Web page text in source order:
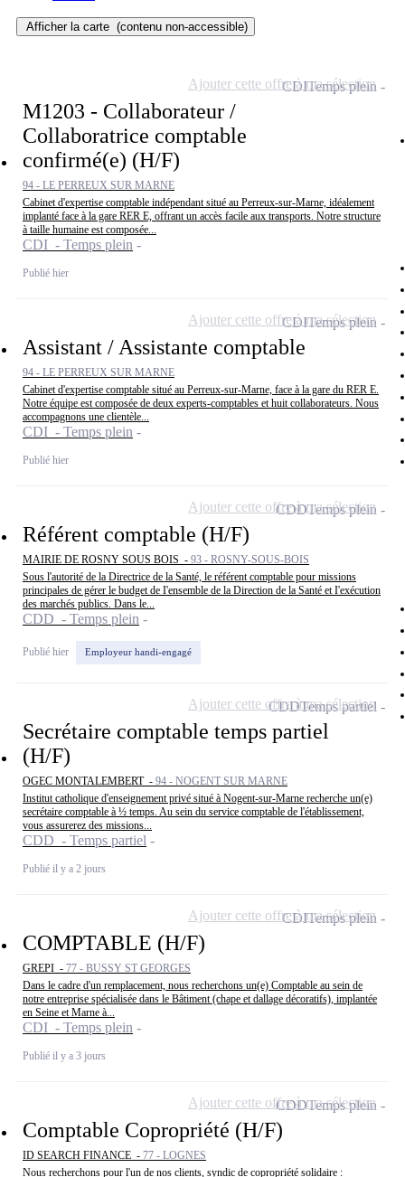
Afficher la carte (contenu non-accessible)
M1203 - Collaborateur /
Collaboratrice comptable
confirmé(e) (H/F)
94 - LE PERREUX SUR MARNE
Cabinet d'expertise comptable indépendant situé au Perreux-sur-Marne, idéalement
implanté face à la gare RER E, offrant un accès facile aux transports. Notre structure
à taille humaine est composée...
CDI - Temps plein
Publié hier
CDITemps plein
Ajouter cette offre à ma sélection
Assistant / Assistante comptable
94 - LE PERREUX SUR MARNE
Cabinet d'expertise comptable situé au Perreux-sur-Marne, face à la gare du RER E.
Notre équipe est composée de deux experts-comptables et huit collaborateurs. Nous
accompagnons une clientèle...
CDI - Temps plein
Publié hier
CDITemps plein
Ajouter cette offre à ma sélection
Référent comptable (H/F)
MAIRIE DE ROSNY SOUS BOIS - 93 - ROSNY-SOUS-BOIS
Sous l'autorité de la Directrice de la Santé, le référent comptable pour missions
principales de gérer le budget de I'ensemble de la Direction de la Santé et I'exécution
des marchés publics. Dans le...
CDD - Temps plein
Publié hier Employeur handi-engagé
CDDTemps plein
Ajouter cette offre à ma sélection
Secrétaire comptable temps partiel
(H/F)
OGEC MONTALEMBERT - 94 - NOGENT SUR MARNE
Institut catholique d'enseignement privé situé à Nogent-sur-Marne recherche un(e)
secrétaire comptable à ½ temps. Au sein du service comptable de l'établissement,
vous assurerez des missions...
CDD - Temps partiel
Publié il y a 2 jours
CDDTemps partiel
Ajouter cette offre à ma sélection
COMPTABLE (H/F)
GREPI - 77 - BUSSY ST GEORGES
Dans le cadre d'un remplacement, nous recherchons un(e) Comptable au sein de
notre entreprise spécialisée dans le Bâtiment (chape et dallage décoratifs), implantée
en Seine et Marne à...
CDI - Temps plein
Publié il y a 3 jours
CDITemps plein
Ajouter cette offre à ma sélection
Comptable Copropriété (H/F)
ID SEARCH FINANCE - 77 - LOGNES
Nous recherchons pour l'un de nos clients, syndic de copropriété solidaire :
CDDTemps plein
Ajouter cette offre à ma sélection